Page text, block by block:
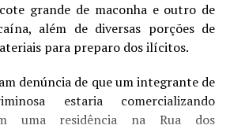
grande de maconha e outro de
além de diversas porções de
para preparo dos ilícitos.
denúncia de que um integrante de
estaria comercializando
uma residência na Rua dos